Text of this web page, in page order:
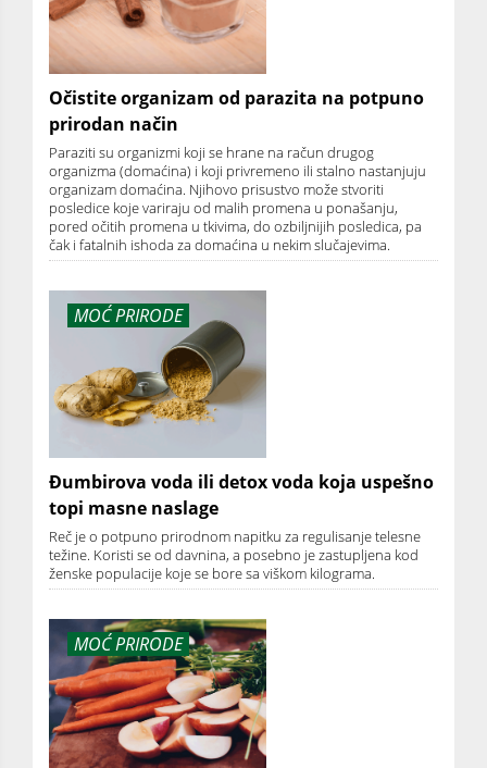
Očistite organizam od parazita na potpuno
prirodan način
Paraziti su organizmi koji se hrane na račun drugog
organizma (domaćina) i koji privremeno ili stalno nastanjuju
organizam domaćina. Njihovo prisustvo može stvoriti
posledice koje variraju od malih promena u ponašanju,
pored očitih promena u tkivima, do ozbiljnijih posledica, pa
čak i fatalnih ishoda za domaćina u nekim slučajevima.
MOĆ PRIRODE
Đumbirova voda ili detox voda koja uspešno
topi masne naslage
Reč je o potpuno prirodnom napitku za regulisanje telesne
težine. Koristi se od davnina, a posebno je zastupljena kod
ženske populacije koje se bore sa viškom kilograma.
MOĆ PRIRODE